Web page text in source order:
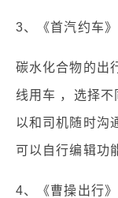
3、《首汽约车》
碳水化合物的出
线用车 ，选择
以和司机随时沟
可以自行编辑功
4、《曹操出行》